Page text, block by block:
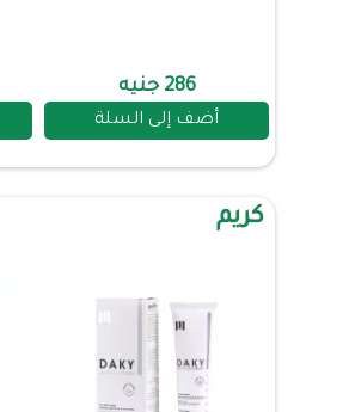
286 جنيه
أضف إلى السلة
كريم